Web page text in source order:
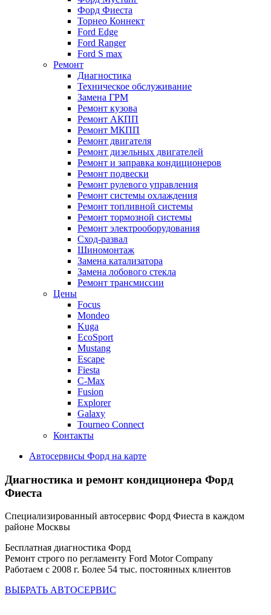
Форд Фиеста
Торнео Коннект
Ford Edge
Ford Ranger
Ford S max
Ремонт
Диагностика
Техническое обслуживание
Замена ГРМ
Ремонт кузова
Ремонт АКПП
Ремонт МКПП
Ремонт двигателя
Ремонт дизельных двигателей
Ремонт и заправка кондиционеров
Ремонт подвески
Ремонт рулевого управления
Ремонт системы охлаждения
Ремонт топливной системы
Ремонт тормозной системы
Ремонт электрооборудования
Сход-развал
Шиномонтаж
Замена катализатора
Замена лобового стекла
Ремонт трансмиссии
Цены
Focus
Mondeo
Kuga
EcoSport
Mustang
Escape
Fiesta
C-Max
Fusion
Explorer
Galaxy
Tourneo Connect
Контакты
Автосервисы Форд на карте
Диагностика и ремонт кондиционера Форд
Фиеста
Специализированный автосервис Форд Фиеста в каждом
районе Москвы
Бесплатная диагностика Форд
Ремонт строго по регламенту Ford Motor Company
Работаем с 2008 г. Более 54 тыс. постоянных клиентов
ВЫБРАТЬ АВТОСЕРВИС